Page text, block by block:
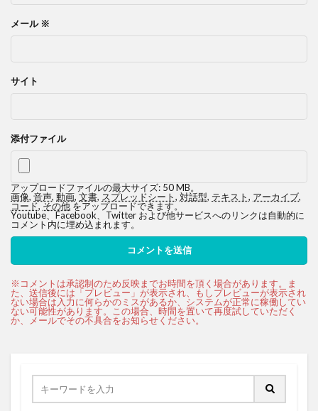
メール ※
サイト
添付ファイル
アップロードファイルの最大サイズ: 50 MB。
画像, 音声, 動画, 文書, スプレッドシート, 対話型, テキスト, アーカイブ,
コード,その他をアップロードできます。
Youtube、Facebook、Twitter および他サービスへのリンクは自動的に
コメント内に埋め込まれます。